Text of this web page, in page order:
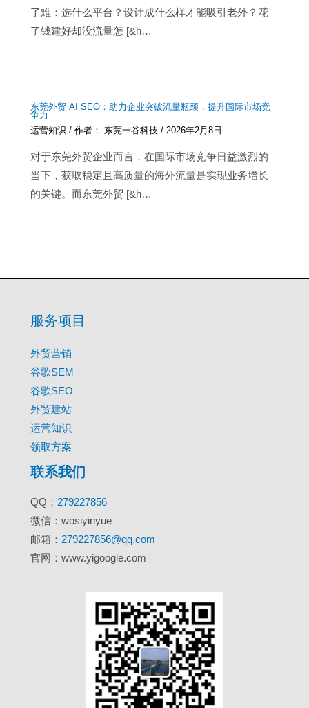
了难：选什么平台？设计成什么样才能吸引老外？花
了钱建好却没流量怎 [&h…
东莞外贸 AI SEO：助力企业突破流量瓶颈，提升国际市场竞
争力
运营知识 / 作者： 东莞一谷科技/2026年2月8日
对于东莞外贸企业而言，在国际市场竞争日益激烈的
当下，获取稳定且高质量的海外流量是实现业务增长
的关键。而东莞外贸 [&h…
服务项目
外贸营销
谷歌SEM
谷歌SEO
外贸建站
运营知识
领取方案
联系我们
QQ： 279227856
微信：wosiyinyue
邮箱： 279227856@qq.com
官网：www.yigoogle.com